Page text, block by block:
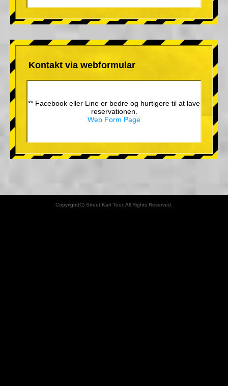
Kontakt via webformular
** Facebook eller Line er bedre og hurtigere til at lave
reservationen.
Web Form Page
Copyright(C) Street Kart Tour. All Rights Reserved.